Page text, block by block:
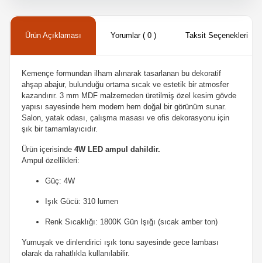
Ürün Açıklaması Yorumlar ( 0 ) Taksit Seçenekleri
Kemençe formundan ilham alınarak tasarlanan bu dekoratif
ahşap abajur, bulunduğu ortama sıcak ve estetik bir atmosfer
kazandırır. 3 mm MDF malzemeden üretilmiş özel kesim gövde
yapısı sayesinde hem modern hem doğal bir görünüm sunar.
Salon, yatak odası, çalışma masası ve ofis dekorasyonu için
şık bir tamamlayıcıdır.
Ürün içerisinde 4W LED ampul dahildir.
Ampul özellikleri:
Güç: 4W
Işık Gücü: 310 lumen
Renk Sıcaklığı: 1800K Gün Işığı (sıcak amber ton)
Yumuşak ve dinlendirici ışık tonu sayesinde gece lambası
olarak da rahatlıkla kullanılabilir.